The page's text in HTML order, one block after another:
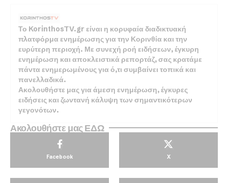
Το KorinthosTV.gr είναι η κορυφαία διαδικτυακή
πλατφόρμα ενημέρωσης για την Κορινθία και την
ευρύτερη περιοχή. Με συνεχή ροή ειδήσεων, έγκυρη
ενημέρωση και αποκλειστικά ρεπορτάζ, σας κρατάμε
πάντα ενημερωμένους για ό,τι συμβαίνει τοπικά και
πανελλαδικά.
Ακολουθήστε μας για άμεση ενημέρωση, έγκυρες
ειδήσεις και ζωντανή κάλυψη των σημαντικότερων
γεγονότων.
Ακολουθήστε μας ΕΔΩ
Facebook X